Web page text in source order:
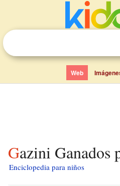
Web
Gazini
Enciclopedia para niños